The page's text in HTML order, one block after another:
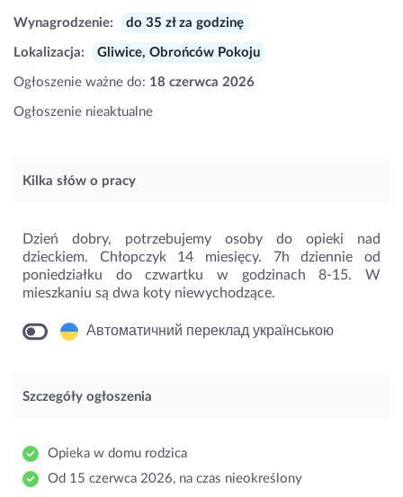
Wynagrodzenie: do 35 zł za godzinę
Lokalizacja: Gliwice, Obrońców Pokoju
Ogłoszenie ważne do: 18 czerwca 2026
Ogłoszenie nieaktualne
Kilka słów o pracy
Dzień dobry, potrzebujemy osoby do opieki nad
dzieckiem. Chłopczyk 14 miesięcy. 7h dziennie od
poniedziałku do czwartku w godzinach 8-15. W
mieszkaniu są dwa koty niewychodzące.
Автоматичний переклад українською
Szczegóły ogłoszenia
Opieka w domu rodzica
Od 15 czerwca 2026, na czas nieokreślony